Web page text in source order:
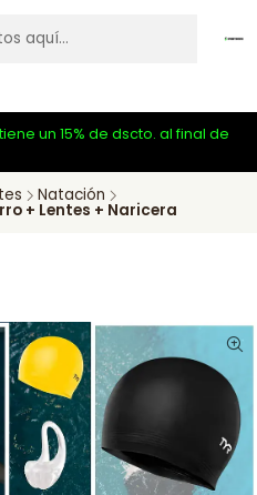
un 15% de dscto. al final de
Natación
+ Lentes + Naricera